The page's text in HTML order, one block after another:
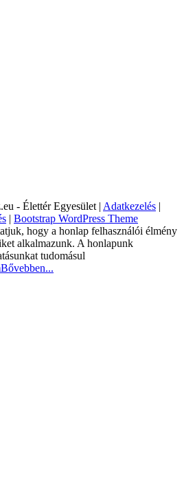
- Élettér Egyesület | Adatkezelés |
| Bootstrap WordPress Theme
hogy a honlap felhasználói élmény
alkalmazunk. A honlapunk
tudomásul
Bővebben...